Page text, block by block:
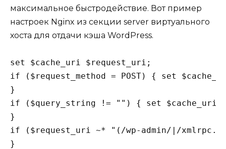
максимальное быстродействие. Вот пример
настроек Nginx из секции server виртуального
хоста для отдачи кэша WordPress.
set $cache_uri $request_uri;
if ($request_method = POST) { set
}
if ($query_string != "") { set $cache_uri
}
if ($request_uri ~* "(/wp-admin/|/
}